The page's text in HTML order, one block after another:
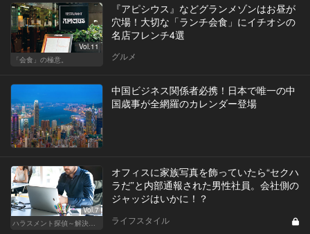
Vol.11
「会食」の極意。
『アピシウス』などグランメゾンはお昼が
穴場！大切な「ランチ会食」にイチオシの
名店フレンチ4選
グルメ
中国ビジネス関係者必携！日本で唯一の中
国歳事が全網羅のカレンダー登場
Vol.7
オフィスに家族写真を飾っていたら“セクハ
ラだ”と内部通報された男性社員。会社側の
ジャッジはいかに！？
ライフスタイル